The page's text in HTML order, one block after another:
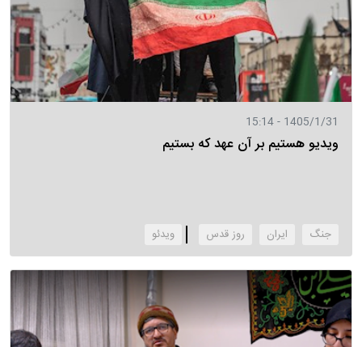
1405/1/31 - 15:14
ویدیو هستیم بر آن عهد که بستیم
جنگ ایران روز قدس ‌ویدئو